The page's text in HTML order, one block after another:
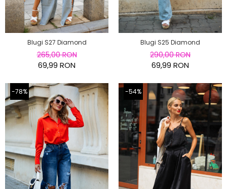
Blugi S27 Diamond
265,00 RON
69,99 RON
Blugi S25 Diamond
290,00 RON
69,99 RON
-78% -54%